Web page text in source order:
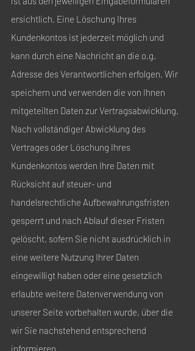
ersichtlich. Eine Löschung Ihres
Kundenkontos ist jederzeit möglich und
kann durch eine Nachricht an die o.g.
Adresse des Verantwortlichen erfolgen. Wir
speichern und verwenden die von Ihnen
mitgeteilten Daten zur Vertragsabwicklung.
Nach vollständiger Abwicklung des
Vertrages oder Löschung Ihres
Kundenkontos werden Ihre Daten mit
Rücksicht auf steuer- und
handelsrechtliche Aufbewahrungsfristen
gesperrt und nach Ablauf dieser Fristen
gelöscht, sofern Sie nicht ausdrücklich in
eine weitere Nutzung Ihrer Daten
eingewilligt haben oder eine gesetzlich
erlaubte weitere Datenverwendung von
unserer Seite vorbehalten wurde, über die
wir Sie nachstehend entsprechend
informieren.